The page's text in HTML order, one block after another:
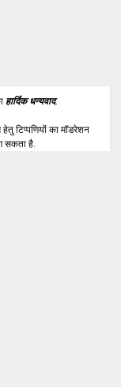
हार्दिक धन्यवाद.
टिप्पणियों का मॉडरेशन
सकता है.